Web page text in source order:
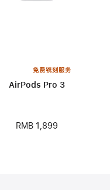
免费镌刻服务
AirPods Pro 3
RMB 1,899